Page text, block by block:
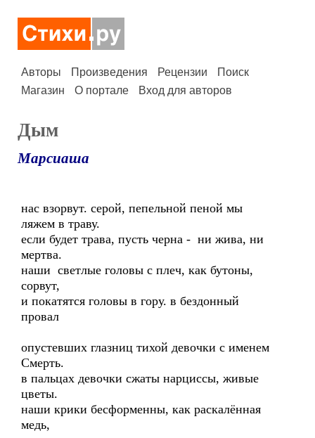
Авторы Произведения Рецензии
Поиск
Магазин
О портале Вход для авторов
Дым
Марсиаша
нас взорвут. серой, пепельной пеной мы
ляжем в траву.
если будет трава, пусть черна - ни жива, ни
мертва.
наши светлые головы с плеч, как бутоны,
сорвут,
и покатятся головы в гору. в бездонный
провал
опустевших глазниц тихой девочки с именем
Смерть.
в пальцах девочки сжаты нарциссы, живые
цветы.
наши крики бесформенны, как раскалённая
медь,